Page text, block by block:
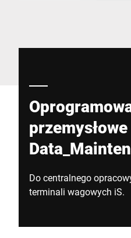
Do centralnego
terminali wagowych iS.